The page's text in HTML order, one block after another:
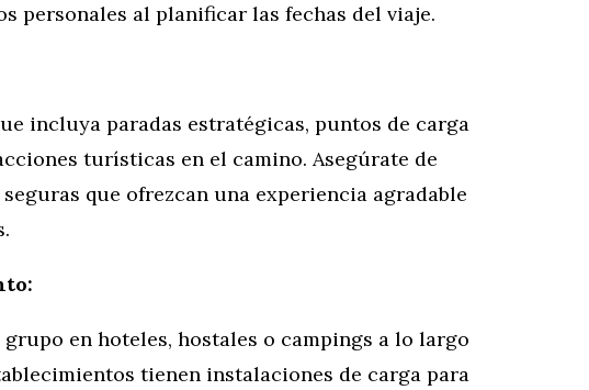
personales al planificar las fechas del viaje.
incluya paradas estratégicas, puntos de carga
turísticas en el camino. Asegúrate de
que ofrezcan una experiencia agradable
en hoteles, hostales o campings a lo largo
tienen instalaciones de carga para